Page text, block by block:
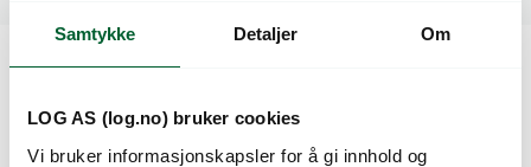
Samtykke Detaljer Om
LOG AS (log.no) bruker cookies
Vi bruker informasjonskapsler for å gi innhold og